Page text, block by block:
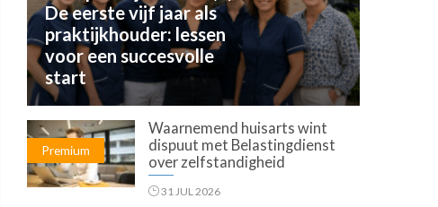
De eerste vijf jaar als
praktijkhouder: lessen
voor een succesvolle
start
Premium
Waarnemend huisarts wint
dispuut met Belastingdienst
over zelfstandigheid
31 JUL 2026